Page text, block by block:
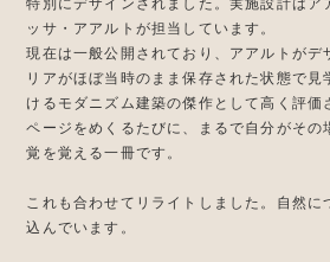
特別にデザインされました。実施設計はア
ッサ・アアルトが担当しています。
現在は一般公開されており、アアルトがデ
リアがほぼ当時のまま保存された状態で見
けるモダニズム建築の傑作として高く評価
ページをめくるたびに、まるで自分がその
覚を覚える一冊です。
これも合わせてリライトしました。自然に
込んでいます。